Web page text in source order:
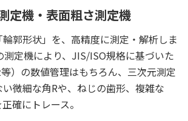
定機・表面粗さ測定機
輪郭形状」を、高精度に測定・解析しま
測定機により、JIS/ISO規格に基づいた
）の数値管理はもちろん、三次元測定
微細な角Rや、ねじの歯形、複雑な
確にトレース。